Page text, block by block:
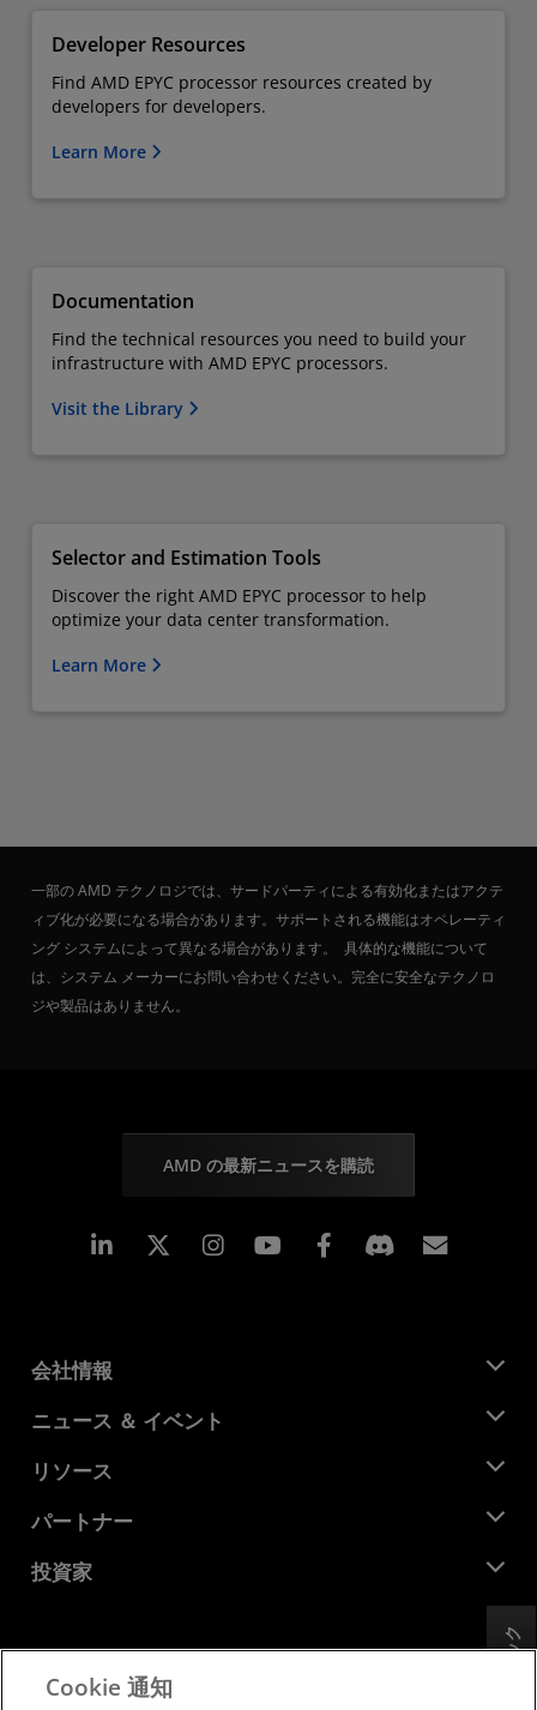
Developer Resources
Find AMD EPYC processor resources created by
developers for developers.
Learn More
Documentation
Find the technical resources you need to build your
infrastructure with AMD EPYC processors.
Visit the Library
Selector and Estimation Tools
Discover the right AMD EPYC processor to help
optimize your data center transformation.
Learn More
一部の AMD テクノロジでは、サードパーティによる有効化またはアクテ
ィブ化が必要になる場合があります。サポートされる機能はオペレーティ
ング システムによって異なる場合があります。 具体的な機能について
は、システム メーカーにお問い合わせください。完全に安全なテクノロ
ジや製品はありません。
AMD の最新ニュースを購読
Linkedin Instagram Facebook
会社情報
AMD について
企業責任
キャリア
お問い合わせ
ニュース ＆ イベント
ニュースルーム
メディア ライブラリ
リソース
デベロッパー セントラル
ケース スタディ
パートナー
AMD パートナー ハブ
投資家
財務情報
取締役会
フィードバック
Cookie 通知